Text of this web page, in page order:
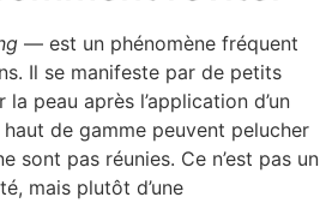
— est un phénomène fréquent
Il se manifeste par de petits
peau après l’application d’un
de gamme peuvent pelucher
sont pas réunies. Ce n’est pas un
mais plutôt d’une